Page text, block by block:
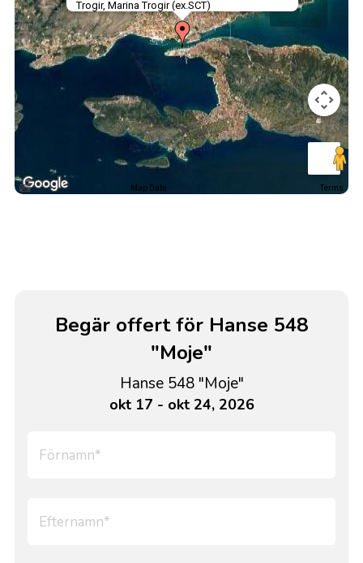
Trogir, Marina Trogir (ex.SCT)
Map Data Terms
Begär offert för Hanse 548
"Moje"
Hanse 548 "Moje"
okt 17 - okt 24, 2026